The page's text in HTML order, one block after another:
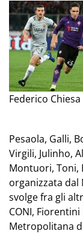
Federico Chiesa
Pesaola, Galli,
Virgili, Julinho,
Montuori, Toni,
organizzata dal
svolge fra gli
CONI,
Metropolitana